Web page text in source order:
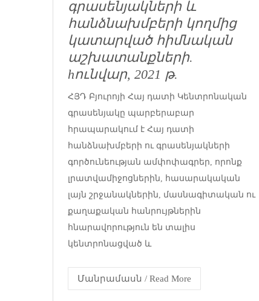
գրասենյակների և
հանձնախմբերի կողմից
կատարված հիմնական
աշխատանքների.
hունվար, 2021 թ.
ՀՅԴ Բյուրոյի Հայ դատի Կենտրոնական
գրասենյակը պարբերաբար
հրապարակում է Հայ դատի
հանձնախմբերի ու գրասենյակների
գործունեության ամփոփագրեր, որոնք
լրատվամիջոցներին, հասարակական
լայն շրջանակներին, մասնագիտական ու
քաղաքական հանրույթներին
հնարավորություն են տալիս
կենտրոնացված և
Մանրամասն / Read More